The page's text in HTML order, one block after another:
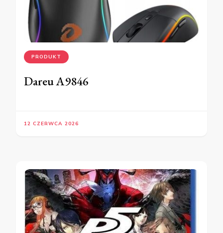
PRODUKT
Dareu A9846
12 CZERWCA 2026